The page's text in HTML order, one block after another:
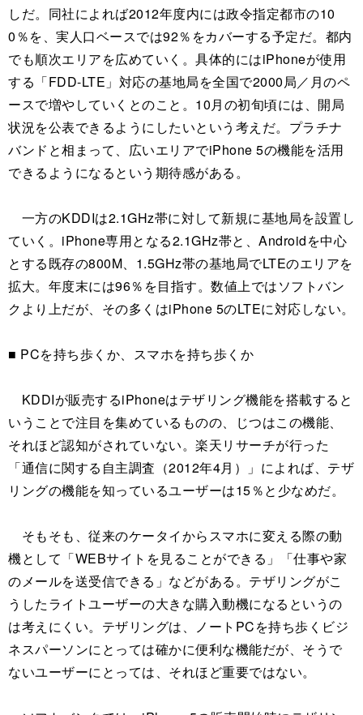
しだ。同社によれば2012年度内には政令指定都市の10
0％を、実人口ベースでは92％をカバーする予定だ。都内
でも順次エリアを広めていく。具体的にはiPhoneが使用
する「FDD-LTE」対応の基地局を全国で2000局／月のペ
ースで増やしていくとのこと。10月の初旬頃には、開局
状況を公表できるようにしたいという考えだ。プラチナ
バンドと相まって、広いエリアでiPhone 5の機能を活用
できるようになるという期待感がある。
一方のKDDIは2.1GHz帯に対して新規に基地局を設置し
ていく。iPhone専用となる2.1GHz帯と、Androidを中心
とする既存の800M、1.5GHz帯の基地局でLTEのエリアを
拡大。年度末には96％を目指す。数値上ではソフトバン
クより上だが、その多くはiPhone 5のLTEに対応しない。
■ PCを持ち歩くか、スマホを持ち歩くか
KDDIが販売するiPhoneはテザリング機能を搭載すると
いうことで注目を集めているものの、じつはこの機能、
それほど認知がされていない。楽天リサーチが行った
「通信に関する自主調査（2012年4月）」によれば、テザ
リングの機能を知っているユーザーは15％と少なめだ。
そもそも、従来のケータイからスマホに変える際の動
機として「WEBサイトを見ることができる」「仕事や家
のメールを送受信できる」などがある。テザリングがこ
うしたライトユーザーの大きな購入動機になるというの
は考えにくい。テザリングは、ノートPCを持ち歩くビジ
ネスパーソンにとっては確かに便利な機能だが、そうで
ないユーザーにとっては、それほど重要ではない。